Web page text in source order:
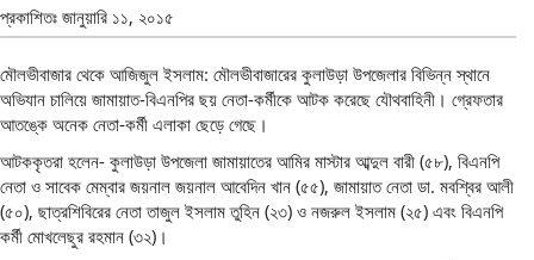
প্রকাশিতঃ জানুয়ারি ১১, ২০১৫
মৌলভীবাজার থেকে আজিজুল ইসলাম: মৌলভীবাজারের কুলাউড়া উপজেলার বিভিন্ন স্থানে
অভিযান চালিয়ে জামায়াত-বিএনপির ছয় নেতা-কর্মীকে আটক করেছে যৌথবাহিনী। গ্রেফতার
আতঙ্কে অনেক নেতা-কর্মী এলাকা ছেড়ে গেছে।
আটককৃতরা হলেন- কুলাউড়া উপজেলা জামায়াতের আমির মাস্টার আব্দুল বারী (৫৮), বিএনপি
নেতা ও সাবেক মেম্বার জয়নাল জয়নাল আবেদিন খান (৫৫), জামায়াত নেতা ডা. মবশ্বির আলী
(৫০), ছাত্রশিবিরের নেতা তাজুল ইসলাম তুহিন (২৩) ও নজরুল ইসলাম (২৫) এবং বিএনপি
কর্মী মোখলেছুর রহমান (৩২)।